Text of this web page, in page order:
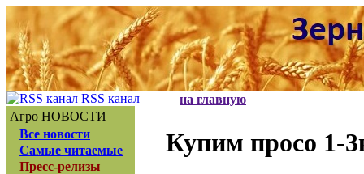
RSS канал
Агро НОВОСТИ
Все новости
Самые читаемые
Пресс-релизы
на главную
Купим просо 1-